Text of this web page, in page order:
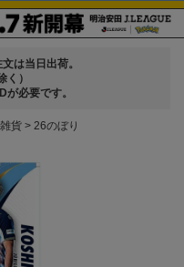
は当日出荷。
く）
が必要です。
雑貨 26のぼり